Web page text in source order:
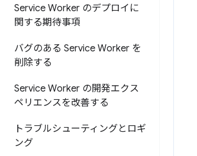
Service Worker のデプロイに
関する期待事項
バグのある Service Worker を
削除する
Service Worker の開発エクス
ペリエンスを改善する
トラブルシューティングとロギ
ング